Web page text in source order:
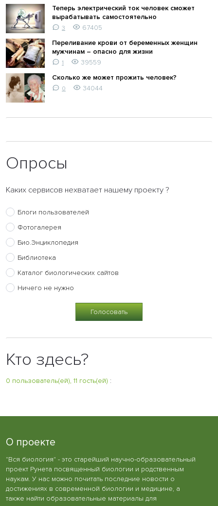
Теперь электрический ток человек сможет
вырабатывать самостоятельно
3
67405
Переливание крови от беременных женщин
мужчинам – опасно для жизни
1
39559
Сколько же может прожить человек?
0 34044
Опросы
Каких сервисов нехватает нашему проекту ?
Блоги пользователей
Фотогалерея
Био.Энциклопедия
Библиотека
Каталог биологических сайтов
Ничего не нужно
Кто здесь?
0 пользователь(ей), 11 гость(ей) :
О проекте
"Вся биология" - это старейший научно-образовательный
проект Рунета посвященный биологии и родственным
наукам. У нас можно почитать последние новости о
достижениях в современной биологии и медицине, а
также найти образовательные материалы для